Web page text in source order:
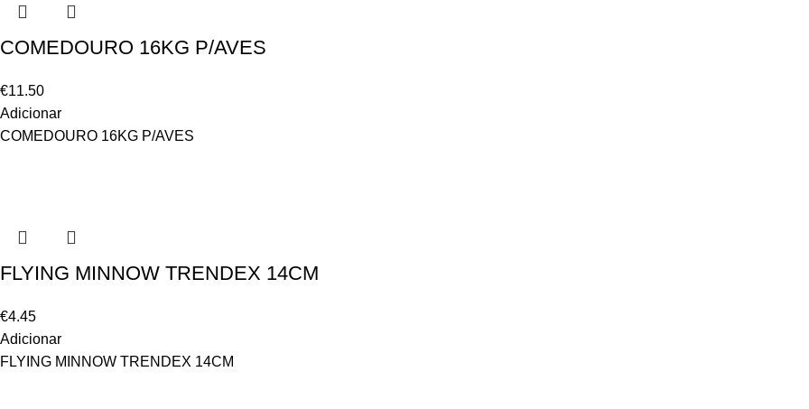
COMEDOURO 16KG P/AVES
€11.50
Adicionar
COMEDOURO 16KG P/AVES
FLYING MINNOW TRENDEX 14CM
€4.45
Adicionar
FLYING MINNOW TRENDEX 14CM